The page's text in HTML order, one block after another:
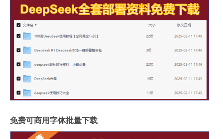
免费可商用字体批量下载